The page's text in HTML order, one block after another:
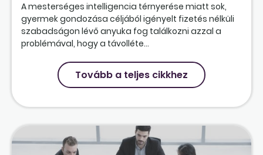
A mesterséges intelligencia térnyerése miatt sok,
gyermek gondozása céljából igényelt fizetés nélküli
szabadságon lévő anyuka fog találkozni azzal a
problémával, hogy a távolléte...
Tovább a teljes cikkhez